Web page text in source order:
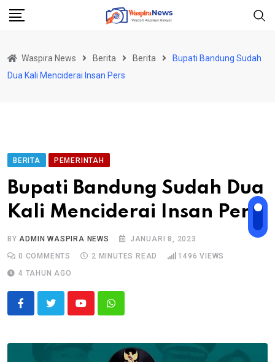
Skip
Waspira News Berita Berita
Bupati Bandung Sudah
Dua Kali Menciderai Insan Pers
BERITA PEMERINTAH
Bupati Bandung Sudah Dua
Kali Menciderai Insan Pers
BYADMIN WASPIRA NEWS
JANUARI 8, 2023
0 COMMENTS 2 MINUTES READ 1496 VIEWS
4 TAHUN AGO
YoutubeWhatsapp